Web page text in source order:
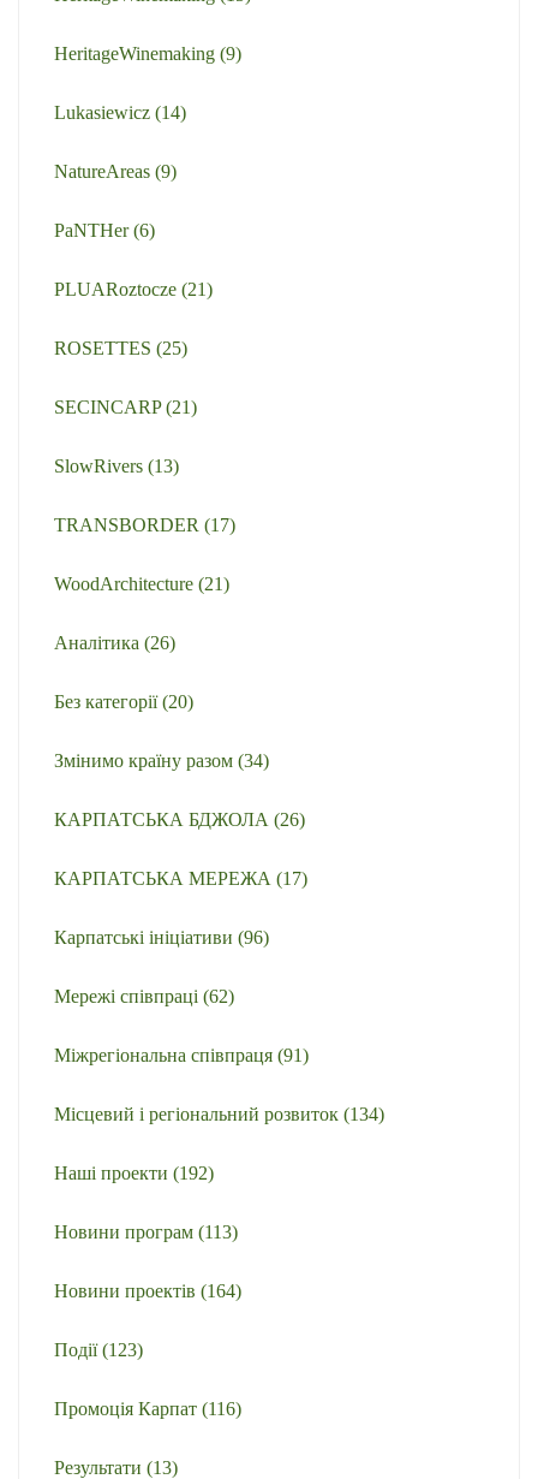
HeritageWinemaking (9)
Lukasiewicz (14)
NatureAreas (9)
PaNTHer(6)
PLUARoztocze (21)
ROSETTES (25)
SECINCARP(21)
SlowRivers (13)
TRANSBORDER (17)
WoodArchitecture (21)
Аналітика (26)
Без категорії(20)
Змінимо країну разом (34)
КАРПАТСЬКА БДЖОЛА (26)
КАРПАТСЬКА МЕРЕЖА (17)
Карпатські ініціативи (96)
Мережі співпраці (62)
Міжрегіональна співпраця (91)
Місцевий і регіональний розвиток (134)
Наші проекти (192)
Новини програм (113)
Новини проектів (164)
Події(123)
Промоція Карпат (116)
Результати (13)